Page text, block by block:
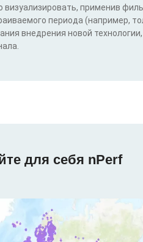
применив
периода (например,
внедрения новой
для себя nPerf